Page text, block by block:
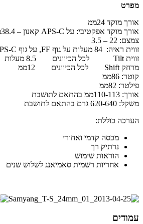
מפרט
אורך מוקד 24ממ
אורך מוקד אפקטיבי: על APS-C קאנון – 38.4ממ, על APS-C ניקון וסוני – 36ממ
צמצם: 22 – 3.5
זווית ראיה: 84 מעלות על גוף FF, על גוף APS-C קאנון – 59 מעלות, על גוף APS-C ניקון וסוני – 62 מעלות
זווית Tilt לכל הכיוונים 8.5 מעלות
מרחק Shift לכל הכיוונים 12ממ
קוטר: 86ממ
פילטר: 82ממ
אורך: 110-113ממ בהתאם לתושבת
משקל: 620-640 גרם בהתאם לתושבת
הערכה כוללת:
מכסה קדמי ואחורי
נרתיק רך
הוראות שימוש
אחריות רשמית סאמיאנג לשלוש שנים
עמודים